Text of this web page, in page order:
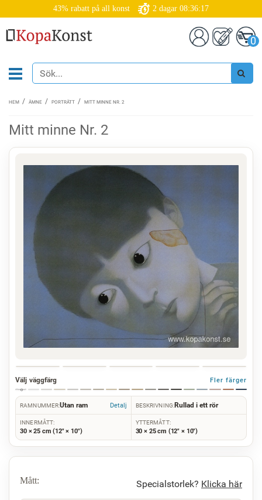
43% rabatt på all konst 2 dagar 08:36:17
0
HEM ÄMNE PORTRÄTT MITT MINNE NR. 2
Mitt minne Nr. 2
Välj väggfärg Fler färger
RAMNUMMER:Utan ram Detalj BESKRIVNING:Rullad i ett rör
INNERMÅTT:
30 × 25 cm (12" × 10")
YTTERMÅTT:
30 × 25 cm (12" × 10")
Mått: Specialstorlek? Klicka här